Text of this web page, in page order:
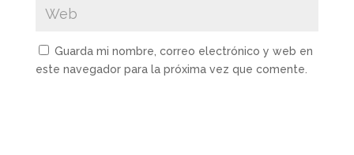
Guarda mi nombre, correo electrónico y web en
este navegador para la próxima vez que comente.